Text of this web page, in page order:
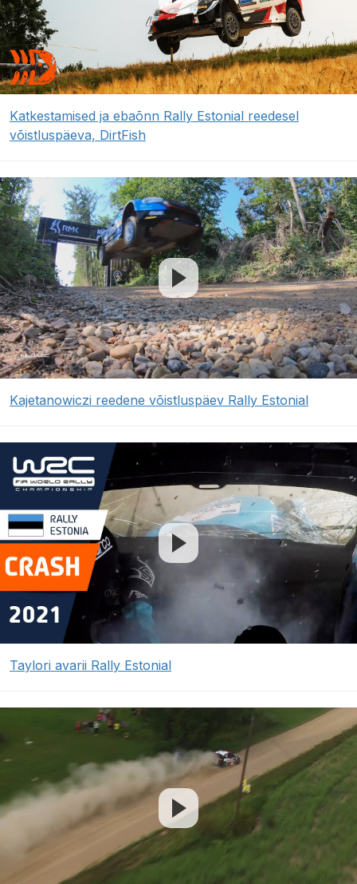
Katkestamised ja ebaõnn Rally Estonial reedesel
võistluspäeva, DirtFish
Kajetanowiczi reedene võistluspäev Rally Estonial
Taylori avarii Rally Estonial